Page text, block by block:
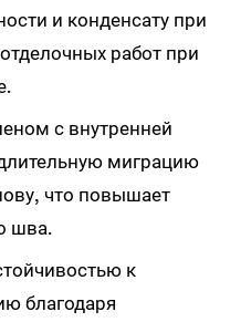
и конденсату при
работ при
с внутренней
миграцию
что повышает
шва.
к
благодаря